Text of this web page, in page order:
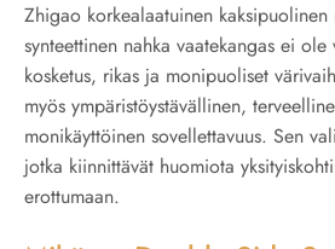
Zhigao korkealaatuinen kaksipuolinen
synteettinen nahka vaatekangas ei
kosketus, rikas ja monipuoliset
myös ympäristöystävällinen,
monikäyttöinen sovellettavuus. Sen
jotka kiinnittävät huomiota
erottumaan.